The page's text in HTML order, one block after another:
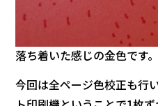
落ち着いた感じの金色です。
今回は全ページ色校正も行